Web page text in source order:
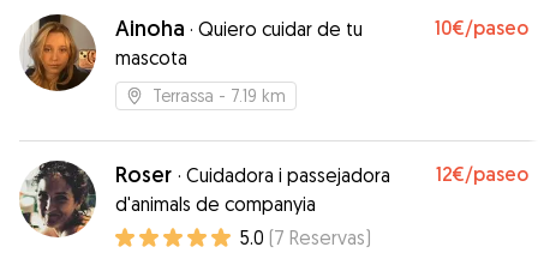
Ainoha · Quiero cuidar de tu
mascota
10€/paseo
Terrassa - 7.19 km
Roser · Cuidadora i passejadora
d'animals de companyia
12€/paseo
5.0 (7 Reservas)